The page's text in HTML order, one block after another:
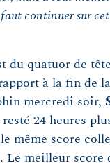
continuer sur
du quatuor de
à la fin de
mercredi soir,
resté 24 heures
même score
Le meilleur score